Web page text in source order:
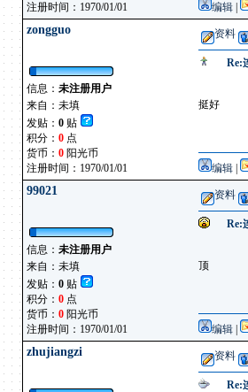
注册时间：1970/01/01
编辑|
zongguo
信息： 未注册用户
来自：未填
发贴： 0贴
积分： 0点
货币： 0阳光币
注册时间：1970/01/01
资料
Re:
挺好
编辑|
99021
信息： 未注册用户
来自：未填
发贴： 0贴
积分： 0点
货币： 0阳光币
注册时间：1970/01/01
资料
Re:
顶
编辑|
zhujiangzi 资料
Re: